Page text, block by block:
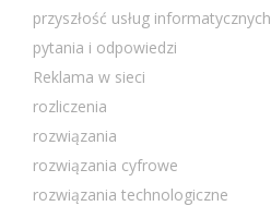
przyszłość usług informatycznych
pytania i odpowiedzi
Reklama w sieci
rozliczenia
rozwiązania
rozwiązania cyfrowe
rozwiązania technologiczne